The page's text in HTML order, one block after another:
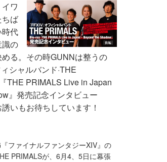
ワ
ば
代
の
る。その時GUNNは整うの
シャルバンド·THE
THE PRIMALS Live in Japan
』発売記念インタビュー
いもお待ちしています！
ファイナルファンタジーXIV』の
PRIMALSが、6月4、5日に幕張